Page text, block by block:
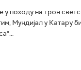
у походу на трон
Мундијал у Катару